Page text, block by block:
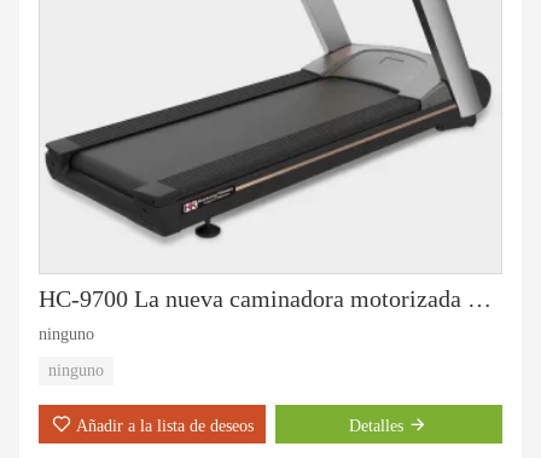
HC-9700 La nueva caminadora motorizada de lujo
ninguno
ninguno
Añadir a la lista de deseos Detalles